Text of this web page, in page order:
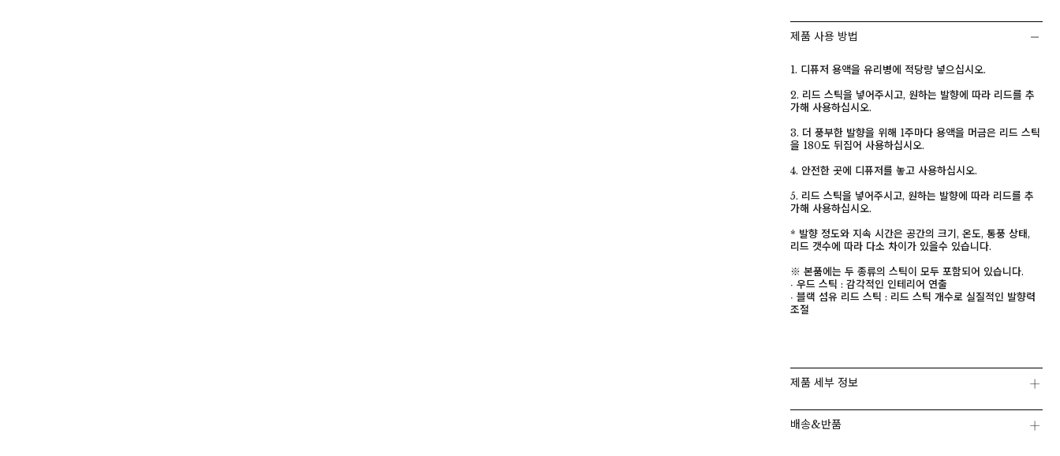
제품 사용 방법
1. 디퓨저 용액을 유리병에 적당량 넣으십시오.
2. 리드 스틱을 넣어주시고, 원하는 발향에 따라 리드를 추
가해 사용하십시오.
3. 더 풍부한 발향을 위해 1주마다 용액을 머금은 리드 스틱
을 180도 뒤집어 사용하십시오.
4. 안전한 곳에 디퓨저를 놓고 사용하십시오.
5. 리드 스틱을 넣어주시고, 원하는 발향에 따라 리드를 추
가해 사용하십시오.
* 발향 정도와 지속 시간은 공간의 크기, 온도, 통풍 상태,
리드 갯수에 따라 다소 차이가 있을수 있습니다.
※ 본품에는 두 종류의 스틱이 모두 포함되어 있습니다.
∙ 우드 스틱 : 감각적인 인테리어 연출
∙ 블랙 섬유 리드 스틱 : 리드 스틱 개수로 실질적인 발향력
조절
제품 세부 정보
배송&반품